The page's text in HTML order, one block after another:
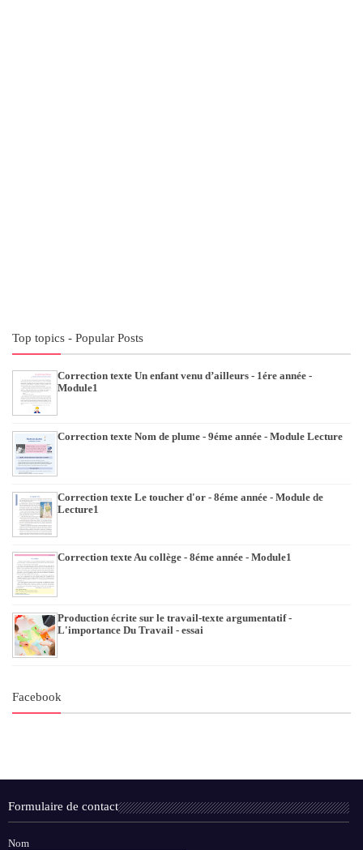
Top topics - Popular Posts
Correction texte Un enfant venu d’ailleurs - 1ére année -
Module1
Correction texte Nom de plume - 9éme année - Module Lecture
Correction texte Le toucher d'or - 8éme année - Module de
Lecture1
Correction texte Au collège - 8éme année - Module1
Production écrite sur le travail-texte argumentatif -
L'importance Du Travail - essai
Facebook
Formulaire de contact
Nom